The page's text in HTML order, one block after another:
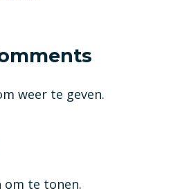
weer te geven.
om te tonen.